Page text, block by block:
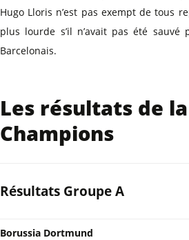
Hugo Lloris n’est pas exempt de tous
plus lourde s’il n’avait pas été
Barcelonais.
Les résultats de
Champions
Résultats Groupe A
Borussia Dortmund